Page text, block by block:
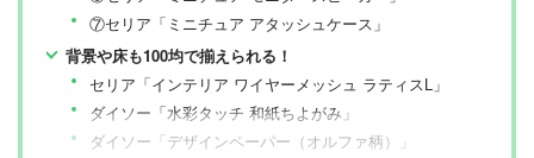
⑦セリア「ミニチュア アタッシュケース」
背景や床も100均で揃えられる！
セリア「インテリア ワイヤーメッシュ ラティスL」
ダイソー「水彩タッチ 和紙ちよがみ」
ダイソー「デザインペーパー（オルファ柄）」